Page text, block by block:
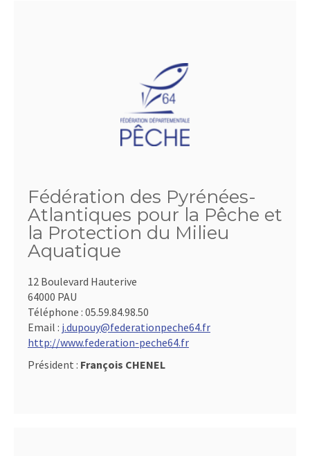
Fédération des Pyrénées-
Atlantiques pour la Pêche et
la Protection du Milieu
Aquatique
12 Boulevard Hauterive
64000 PAU
Téléphone : 05.59.84.98.50
Email : j.dupouy@federationpeche64.fr
http://www.federation-peche64.fr
Président : François CHENEL